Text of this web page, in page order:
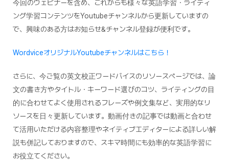
今回のウェビナーを含め、これからも様々な英語学習・ライティ
ング学習コンテンツをYoutubeチャンネルから更新していますの
で、興味のある方はお知らせ&チャンネル登録が便利です。
WordviceオリジナルYoutubeチャンネルはこちら！
さらに、今ご覧の英文校正ワードバイスのリソースページでは、論
文の書き方やタイトル・キーワード選びのコツ、ライティングの目
的に合わせてよく使用されるフレーズや例文集など、実用的なリ
ソースを日々更新しています。動画付きの記事では動画と合わせ
て活用いただける内容整理やネイティブエディターによる詳しい解
説も併記しておりますので、スキマ時間にも効率的な英語学習に
お役立てください。